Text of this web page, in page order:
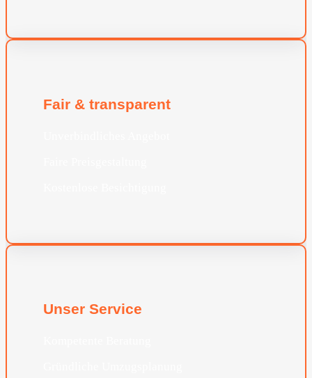
Fair & transparent
Unser Service